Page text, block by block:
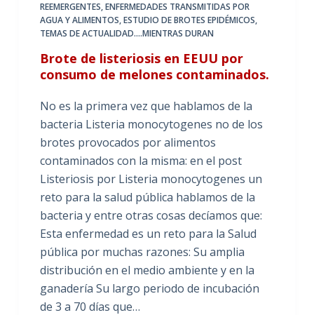
REEMERGENTES,ENFERMEDADES TRANSMITIDAS POR
AGUA Y ALIMENTOS,ESTUDIO DE BROTES EPIDÉMICOS,
TEMAS DE ACTUALIDAD....MIENTRAS DURAN
Brote de listeriosis en EEUU por
consumo de melones contaminados.
No es la primera vez que hablamos de la
bacteria Listeria monocytogenes no de los
brotes provocados por alimentos
contaminados con la misma: en el post
Listeriosis por Listeria monocytogenes un
reto para la salud pública hablamos de la
bacteria y entre otras cosas decíamos que:
Esta enfermedad es un reto para la Salud
pública por muchas razones: Su amplia
distribución en el medio ambiente y en la
ganadería Su largo periodo de incubación
de 3 a 70 días que…